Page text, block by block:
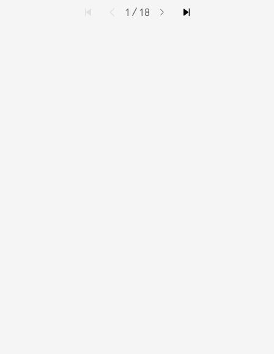
1 / 18